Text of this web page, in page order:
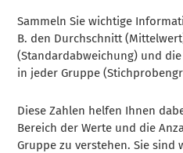
Sammeln Sie wichtige
B. den Durchschnitt
(Standardabweichung) und
in jeder Gruppe
Diese Zahlen helfen Ihnen
Bereich der Werte und die
Gruppe zu verstehen. Sie